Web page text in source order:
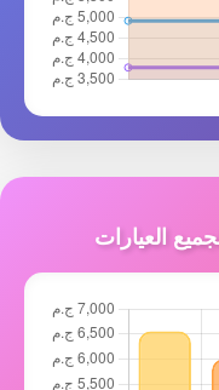
العيارات